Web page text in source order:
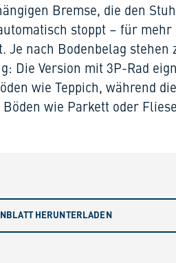
Bremse, die den
stoppt – für mehr
Je nach Bodenbelag stehen
Die Version mit 3P-Rad
wie Teppich, während die
wie Parkett oder
HERUNTERLADEN